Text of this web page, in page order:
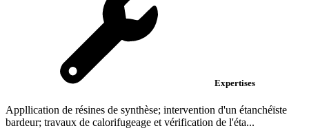
Expertises
Appllication de résines de synthèse; intervention d'un étanchéïste
bardeur; travaux de calorifugeage et vérification de l'éta...